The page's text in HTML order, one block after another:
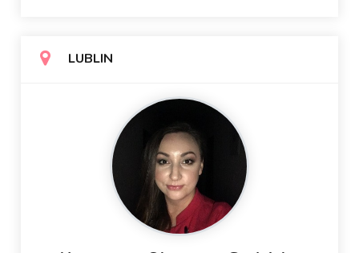
LUBLIN